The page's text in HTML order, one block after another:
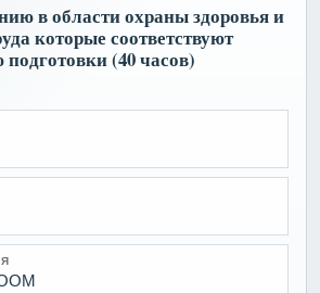
в области охраны здоровья и
которые соответствуют
(40 часов)